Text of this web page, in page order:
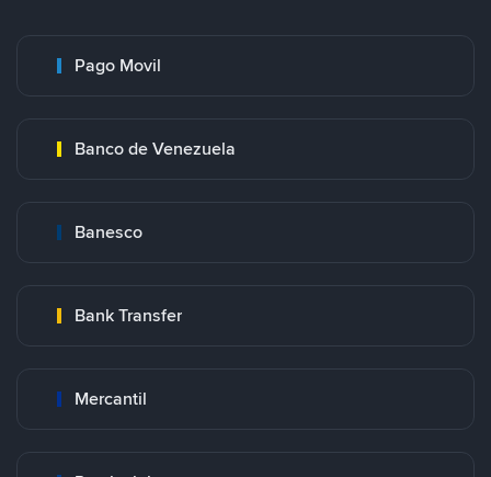
Pago Movil
Banco de Venezuela
Banesco
Bank Transfer
Mercantil